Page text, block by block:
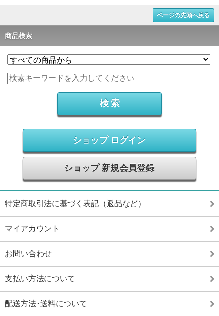
ページの先頭へ戻る
商品検索
ショップ ログイン
ショップ 新規会員登録
特定商取引法に基づく表記（返品など）
マイアカウント
お問い合わせ
支払い方法について
配送方法･送料について